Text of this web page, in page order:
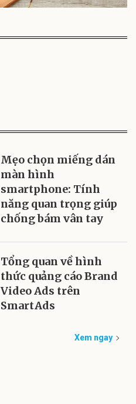
Mẹo chọn miếng dán
màn hình
smartphone: Tính
năng quan trọng giúp
chống bám vân tay
Tổng quan về hình
thức quảng cáo Brand
Video Ads trên
SmartAds
Xem ngay